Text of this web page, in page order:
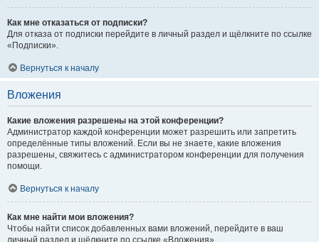
Как мне отказаться от подписки?
Для отказа от подписки перейдите в личный раздел и щёлкните по ссылке
«Подписки».
Вернуться к началу
Вложения
Какие вложения разрешены на этой конференции?
Администратор каждой конференции может разрешить или запретить
определённые типы вложений. Если вы не знаете, какие вложения
разрешены, свяжитесь с администратором конференции для получения
помощи.
Вернуться к началу
Как мне найти мои вложения?
Чтобы найти список добавленных вами вложений, перейдите в ваш
личный раздел и щёлкните по ссылке «Вложения».